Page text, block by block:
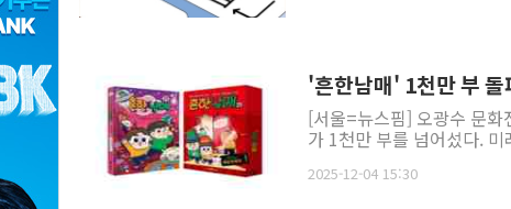
'흔한남매' 1천만 부
[서울=뉴스핌] 오광수 문
가 1천만 부를 넘어섰다.
2025-12-04 15:30